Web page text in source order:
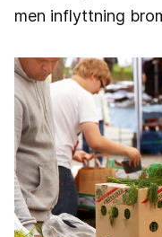
men inflyttning